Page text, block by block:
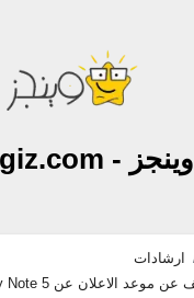
وينجز - wingiz.com
ارشادات